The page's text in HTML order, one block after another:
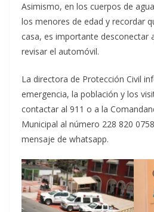
Asimismo, en los cuerpos de
los menores de edad y recordar
casa, es importante desconectar
revisar el automóvil.
La directora de Protección Civil
emergencia, la población y los
contactar al 911 o a la
Municipal al número 228 820
mensaje de whatsapp.